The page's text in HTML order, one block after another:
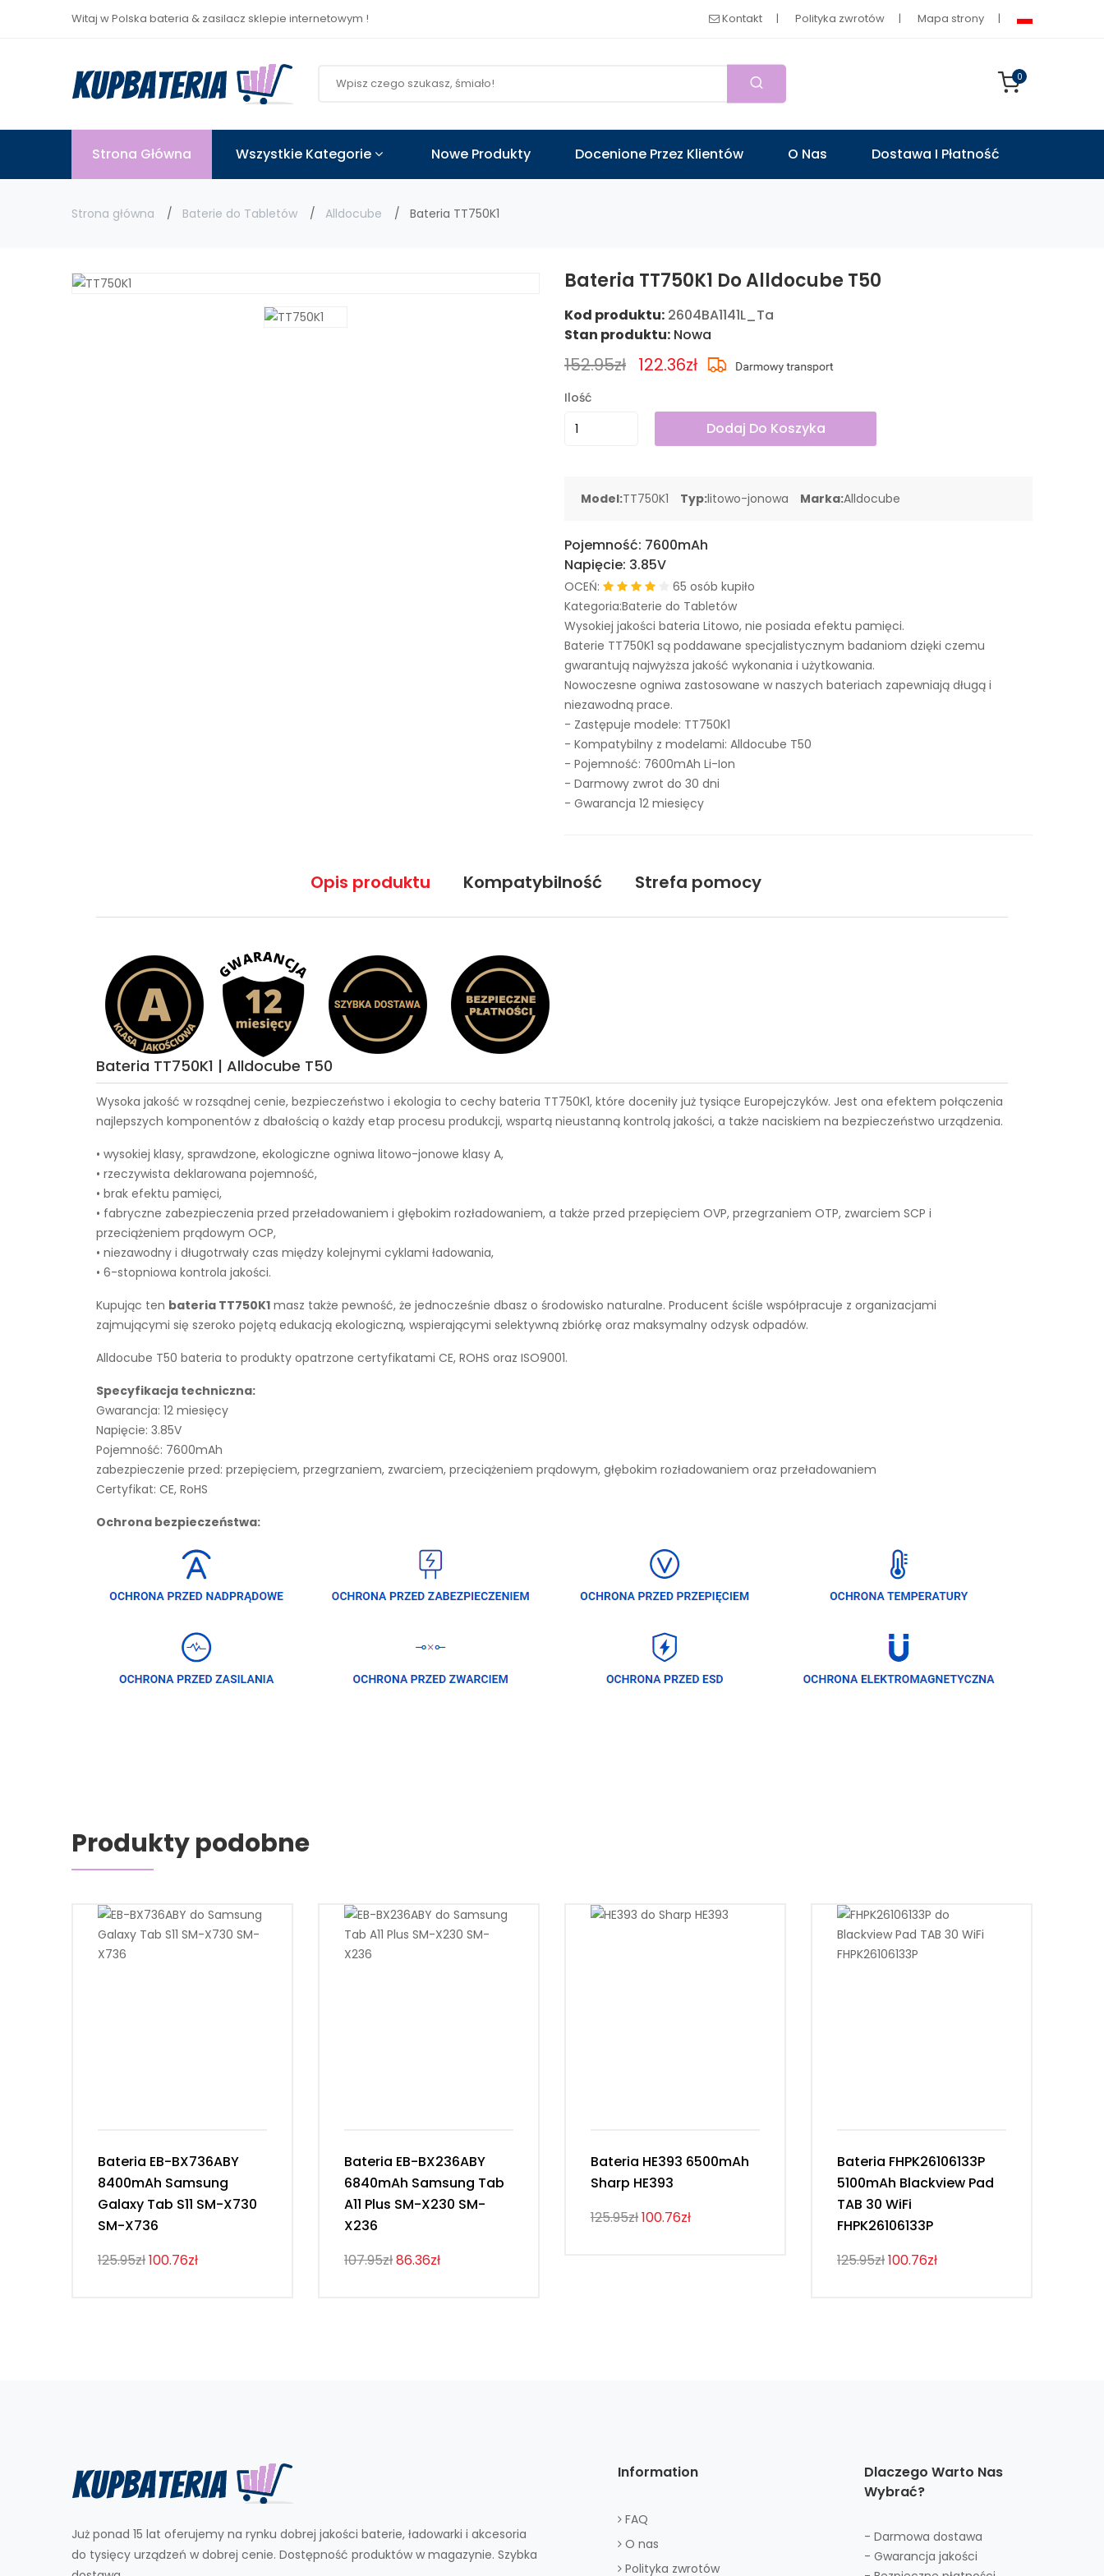
Witaj w Polska bateria & zasilacz sklepie internetowym ! Kontakt Polityka zwrotów Mapa strony
0
Strona Główna Wszystkie Kategorie Nowe Produkty Docenione Przez Klientów O Nas Dostawa I Płatność
Strona główna Baterie do Tabletów Alldocube Bateria TT750K1
Bateria TT750K1 Do Alldocube T50
Kod produktu: 2604BA1141L_Ta
Stan produktu: Nowa
152.95zł 122.36zł
Ilość
Dodaj Do Koszyka
Model:TT750K1 Typ:litowo-jonowa Marka:Alldocube
Pojemność: 7600mAh
Napięcie: 3.85V
OCEŃ:
65 osób kupiło
Kategoria:Baterie do Tabletów
Wysokiej jakości bateria Litowo, nie posiada efektu pamięci.
Baterie TT750K1 są poddawane specjalistycznym badaniom dzięki czemu
gwarantują najwyższa jakość wykonania i użytkowania.
Nowoczesne ogniwa zastosowane w naszych bateriach zapewniają długą i
niezawodną prace.
- Zastępuje modele: TT750K1
- Kompatybilny z modelami: Alldocube T50
- Pojemność: 7600mAh Li-Ion
- Darmowy zwrot do 30 dni
- Gwarancja 12 miesięcy
Opis produktu Kompatybilność Strefa pomocy
Bateria TT750K1 | Alldocube T50
Wysoka jakość w rozsądnej cenie, bezpieczeństwo i ekologia to cechy bateria TT750K1, które doceniły już tysiące Europejczyków. Jest ona efektem połączenia
najlepszych komponentów z dbałością o każdy etap procesu produkcji, wspartą nieustanną kontrolą jakości, a także naciskiem na bezpieczeństwo urządzenia.
• wysokiej klasy, sprawdzone, ekologiczne ogniwa litowo-jonowe klasy A,
• rzeczywista deklarowana pojemność,
• brak efektu pamięci,
• fabryczne zabezpieczenia przed przeładowaniem i głębokim rozładowaniem, a także przed przepięciem OVP, przegrzaniem OTP, zwarciem SCP i
przeciążeniem prądowym OCP,
• niezawodny i długotrwały czas między kolejnymi cyklami ładowania,
• 6-stopniowa kontrola jakości.
Kupując ten bateria TT750K1 masz także pewność, że jednocześnie dbasz o środowisko naturalne. Producent ściśle współpracuje z organizacjami
zajmującymi się szeroko pojętą edukacją ekologiczną, wspierającymi selektywną zbiórkę oraz maksymalny odzysk odpadów.
Alldocube T50 bateria to produkty opatrzone certyfikatami CE, ROHS oraz ISO9001.
Specyfikacja techniczna:
Gwarancja: 12 miesięcy
Napięcie: 3.85V
Pojemność: 7600mAh
zabezpieczenie przed: przepięciem, przegrzaniem, zwarciem, przeciążeniem prądowym, głębokim rozładowaniem oraz przeładowaniem
Certyfikat: CE, RoHS
Ochrona bezpieczeństwa:
Produkty podobne
Bateria EB-BX736ABY
8400mAh Samsung
Galaxy Tab S11 SM-X730
SM-X736
125.95zł100.76zł
Bateria EB-BX236ABY
6840mAh Samsung Tab
A11 Plus SM-X230 SM-
X236
107.95zł86.36zł
Bateria HE393 6500mAh
Sharp HE393
125.95zł100.76zł
Bateria FHPK26106133P
5100mAh Blackview Pad
TAB 30 WiFi
FHPK26106133P
125.95zł100.76zł
Już ponad 15 lat oferujemy na rynku dobrej jakości baterie, ładowarki i akcesoria
do tysięcy urządzeń w dobrej cenie. Dostępność produktów w magazynie. Szybka
Information
FAQ
O nas
Polityka zwrotów
Dlaczego Warto Nas
Wybrać?
- Darmowa dostawa
- Gwarancja jakości